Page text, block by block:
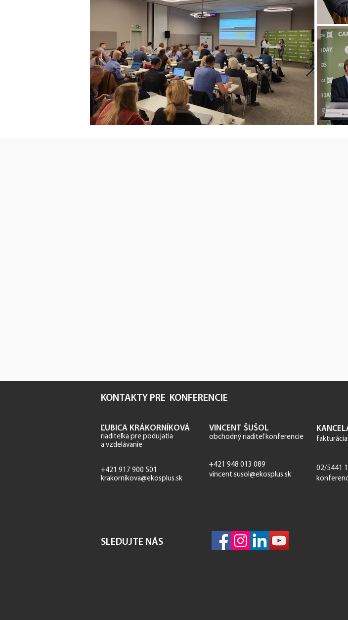
KONTAKTY PRE KONFERENCIE
ĽUBICA KRÁKORNÍKOVÁ
riaditeľka pre podujatia
a vzdelávanie
+421 917 900 501
krakornikova@ekosplus.sk
VINCENT ŠUŠOL
obchodný riaditeľ konferencie
+421 948 013 089
vincent.susol@ekosplus.sk
SLEDUJTE NÁS
fakturácia
02/5441